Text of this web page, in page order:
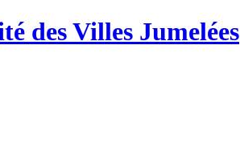
des Villes Jumelées